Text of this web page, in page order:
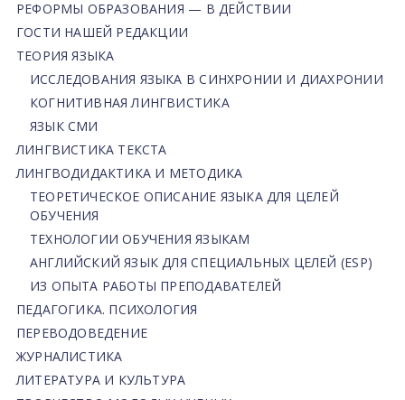
РЕФОРМЫ ОБРАЗОВАНИЯ — В ДЕЙСТВИИ
ГОСТИ НАШЕЙ РЕДАКЦИИ
ТЕОРИЯ ЯЗЫКА
ИССЛЕДОВАНИЯ ЯЗЫКА В СИНХРОНИИ И ДИАХРОНИИ
КОГНИТИВНАЯ ЛИНГВИСТИКА
ЯЗЫК СМИ
ЛИНГВИСТИКА ТЕКСТА
ЛИНГВОДИДАКТИКА И МЕТОДИКА
ТЕОРЕТИЧЕСКОЕ ОПИСАНИЕ ЯЗЫКА ДЛЯ ЦЕЛЕЙ
ОБУЧЕНИЯ
ТЕХНОЛОГИИ ОБУЧЕНИЯ ЯЗЫКАМ
АНГЛИЙСКИЙ ЯЗЫК ДЛЯ СПЕЦИАЛЬНЫХ ЦЕЛЕЙ (ESP)
ИЗ ОПЫТА РАБОТЫ ПРЕПОДАВАТЕЛЕЙ
ПЕДАГОГИКА. ПСИХОЛОГИЯ
ПЕРЕВОДОВЕДЕНИЕ
ЖУРНАЛИСТИКА
ЛИТЕРАТУРА И КУЛЬТУРА